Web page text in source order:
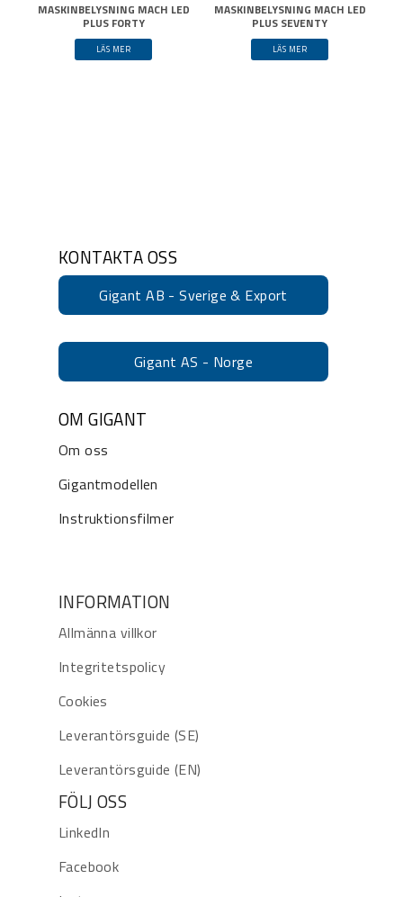
MASKINBELYSNING MACH LED
PLUS FORTY
LÄS MER
MASKINBELYSNING MACH LED
PLUS SEVENTY
LÄS MER
KONTAKTA OSS
Gigant AB - Sverige & Export
Gigant AS - Norge
OM GIGANT
Om oss
Gigantmodellen
Instruktionsfilmer
INFORMATION
Allmänna villkor
Integritetspolicy
Cookies
Leverantörsguide (SE)
Leverantörsguide (EN)
FÖLJ OSS
LinkedIn
Facebook